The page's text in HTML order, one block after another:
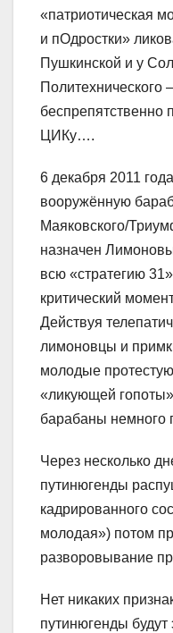
«патриотическая
и пОдростки»
Пушкинской и у
беспрепятственно
ЦИКу….
6 декабря 2011
вооружённую
Маяковского/
назначен
всю «стратегию
критический
Действуя
лимоновцы и
молодые
«ликующей
барабаны немного
Через несколько
путинюгенды
кадрированного
молодая») потом
разворовывание
Нет никаких
путинюгенды